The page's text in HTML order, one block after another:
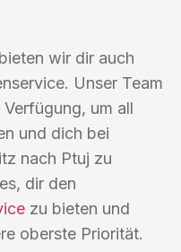
wir dir auch
Unser Team
um all
und dich bei
nach Ptuj zu
dir den
zu bieten und
oberste Priorität.